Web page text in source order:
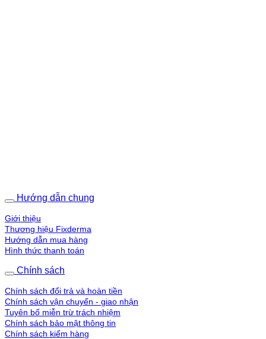
Hướng dẫn chung
Giới thiệu
Thương hiệu Fixderma
Hướng dẫn mua hàng
Hình thức thanh toán
Chính sách
Chính sách đổi trả và hoàn tiền
Chính sách vận chuyển - giao nhận
Tuyên bố miễn trừ trách nhiệm
Chính sách bảo mật thông tin
Chính sách kiểm hàng